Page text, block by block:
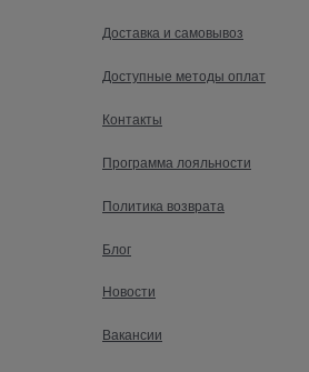
Доставка и самовывоз
Доступные методы оплат
Контакты
Программа лояльности
Политика возврата
Блог
Новости
Вакансии